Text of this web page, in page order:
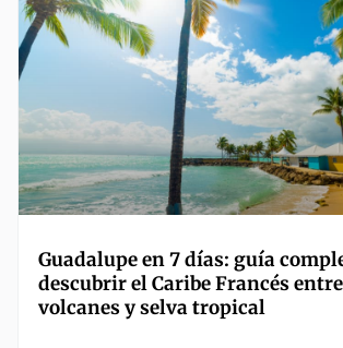
Guadalupe en 7 días: guía
descubrir el Caribe Francés
volcanes y selva tropical